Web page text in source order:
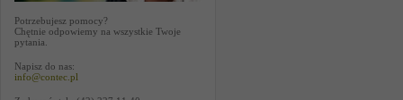
Potrzebujesz pomocy?
Chętnie odpowiemy na wszystkie Twoje
pytania.
Napisz do nas:
info@contec.pl